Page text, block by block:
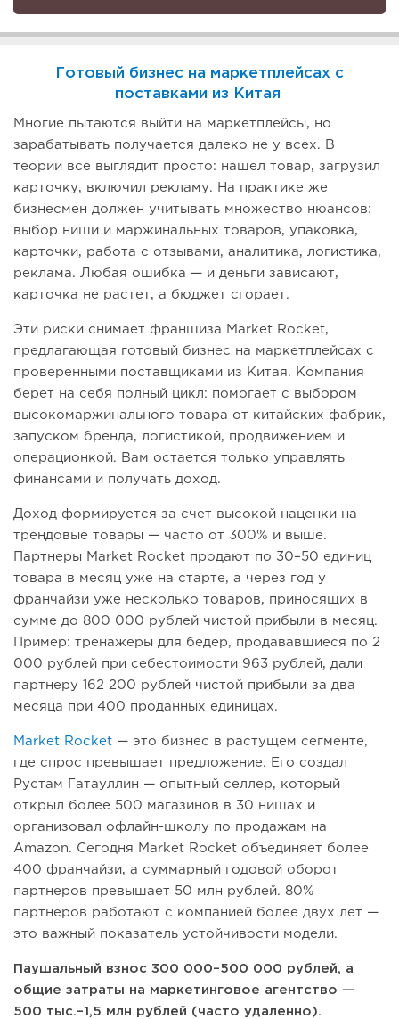
Готовый бизнес на маркетплейсах с
поставками из Китая
Многие пытаются выйти на маркетплейсы, но
зарабатывать получается далеко не у всех. В
теории все выглядит просто: нашел товар, загрузил
карточку, включил рекламу. На практике же
бизнесмен должен учитывать множество нюансов:
выбор ниши и маржинальных товаров, упаковка,
карточки, работа с отзывами, аналитика, логистика,
реклама. Любая ошибка — и деньги зависают,
карточка не растет, а бюджет сгорает.
Эти риски снимает франшиза Market Rocket,
предлагающая готовый бизнес на маркетплейсах с
проверенными поставщиками из Китая. Компания
берет на себя полный цикл: помогает с выбором
высокомаржинального товара от китайских фабрик,
запуском бренда, логистикой, продвижением и
операционкой. Вам остается только управлять
финансами и получать доход.
Доход формируется за счет высокой наценки на
трендовые товары — часто от 300% и выше.
Партнеры Market Rocket продают по 30–50 единиц
товара в месяц уже на старте, а через год у
франчайзи уже несколько товаров, приносящих в
сумме до 800 000 рублей чистой прибыли в месяц.
Пример: тренажеры для бедер, продававшиеся по 2
000 рублей при себестоимости 963 рублей, дали
партнеру 162 200 рублей чистой прибыли за два
месяца при 400 проданных единицах.
Market Rocket — это бизнес в растущем сегменте,
где спрос превышает предложение. Его создал
Рустам Гатауллин — опытный селлер, который
открыл более 500 магазинов в 30 нишах и
организовал офлайн-школу по продажам на
Amazon. Сегодня Market Rocket объединяет более
400 франчайзи, а суммарный годовой оборот
партнеров превышает 50 млн рублей. 80%
партнеров работают с компанией более двух лет —
это важный показатель устойчивости модели.
Паушальный взнос 300 000–500 000 рублей, а
общие затраты на маркетинговое агентство —
500 тыс.–1,5 млн рублей (часто удаленно).